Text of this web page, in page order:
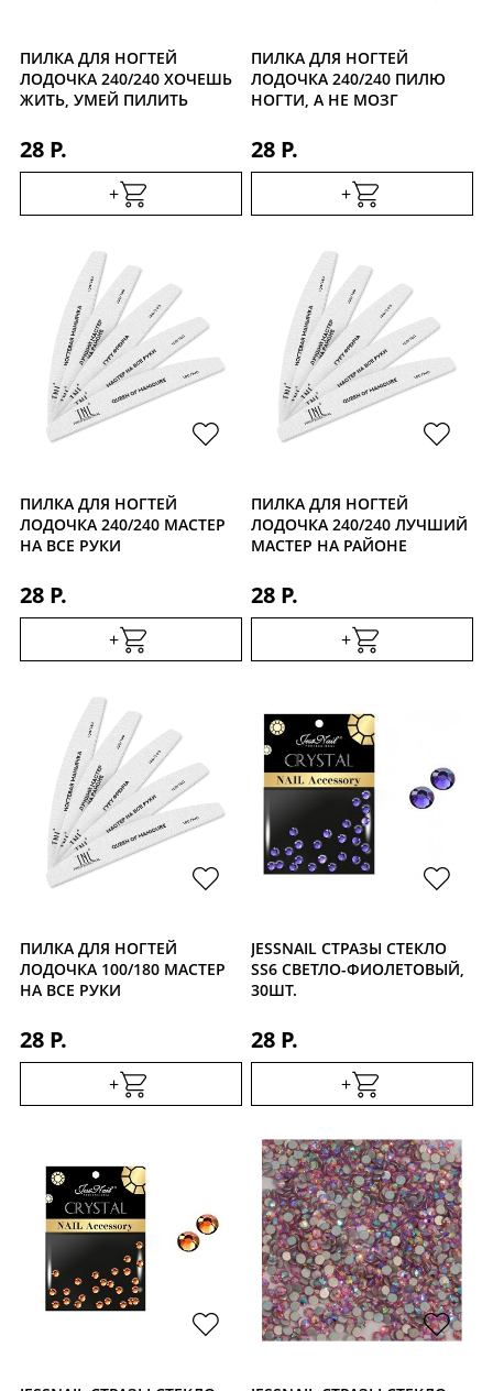
ПИЛКА ДЛЯ НОГТЕЙ
ЛОДОЧКА 240/240 ХОЧЕШЬ
ЖИТЬ, УМЕЙ ПИЛИТЬ
28 Р.
+
ПИЛКА ДЛЯ НОГТЕЙ
ЛОДОЧКА 240/240 ПИЛЮ
НОГТИ, А НЕ МОЗГ
28 Р.
+
ПИЛКА ДЛЯ НОГТЕЙ
ЛОДОЧКА 240/240 МАСТЕР
НА ВСЕ РУКИ
28 Р.
+
ПИЛКА ДЛЯ НОГТЕЙ
ЛОДОЧКА 240/240 ЛУЧШИЙ
МАСТЕР НА РАЙОНЕ
28 Р.
+
ПИЛКА ДЛЯ НОГТЕЙ
ЛОДОЧКА 100/180 МАСТЕР
НА ВСЕ РУКИ
28 Р.
+
JESSNAIL СТРАЗЫ СТЕКЛО
SS6 СВЕТЛО-ФИОЛЕТОВЫЙ,
30ШТ.
28 Р.
+